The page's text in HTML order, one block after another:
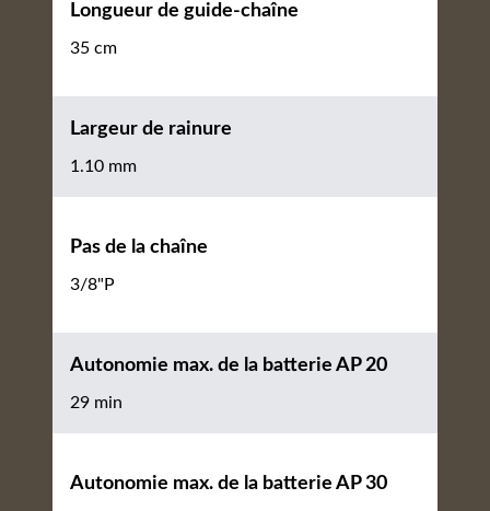
Longueur de guide-chaîne
35 cm
Largeur de rainure
1.10 mm
Pas de la chaîne
3/8"P
Autonomie max. de la batterie AP 20
29 min
Autonomie max. de la batterie AP 30